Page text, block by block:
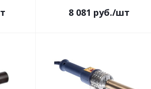
8 081 руб./шт